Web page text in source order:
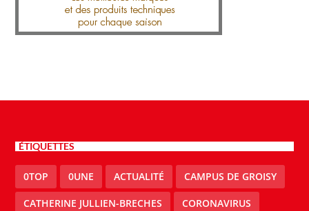
ÉTIQUETTES
0TOP 0UNE ACTUALITÉ CAMPUS DE GROISY
CATHERINE JULLIEN-BRECHES CORONAVIRUS